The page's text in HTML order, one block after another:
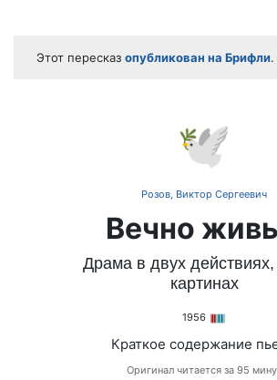
Этот пересказ опубликован на Брифли.
🕊️
Розов, Виктор Сергеевич
Вечно
Драма в двух
картинах
1956
Краткое содержание
Оригинал читается за 95